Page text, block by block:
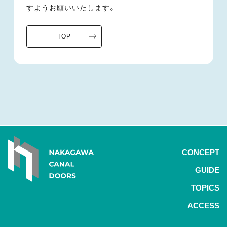
すようお願いいたします。
TOP
CONCEPT
GUIDE
TOPICS
ACCESS